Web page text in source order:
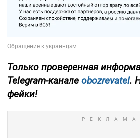
Только проверенная
Telegram-канале obozrevatel.
фейки!